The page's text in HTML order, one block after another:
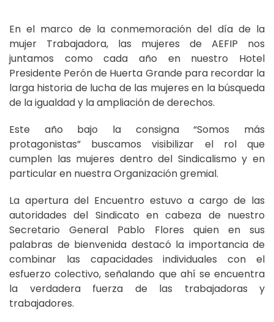
En el marco de la conmemoración del día de la
mujer Trabajadora, las mujeres de AEFIP nos
juntamos como cada año en nuestro Hotel
Presidente Perón de Huerta Grande para recordar la
larga historia de lucha de las mujeres en la búsqueda
de la igualdad y la ampliación de derechos.
Este año bajo la consigna “Somos más
protagonistas” buscamos visibilizar el rol que
cumplen las mujeres dentro del Sindicalismo y en
particular en nuestra Organización gremial.
La apertura del Encuentro estuvo a cargo de las
autoridades del Sindicato en cabeza de nuestro
Secretario General Pablo Flores quien en sus
palabras de bienvenida destacó la importancia de
combinar las capacidades individuales con el
esfuerzo colectivo, señalando que ahí se encuentra
la verdadera fuerza de las trabajadoras y
trabajadores.